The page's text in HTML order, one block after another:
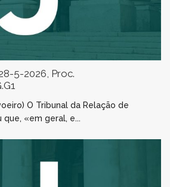
5-2026, Proc.
O Tribunal da Relação de
que, «em geral, e...